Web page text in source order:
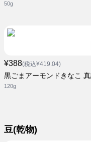
50g
¥388(税込¥419.04)
黒ごまアーモンドきなこ
120g
豆(乾物)